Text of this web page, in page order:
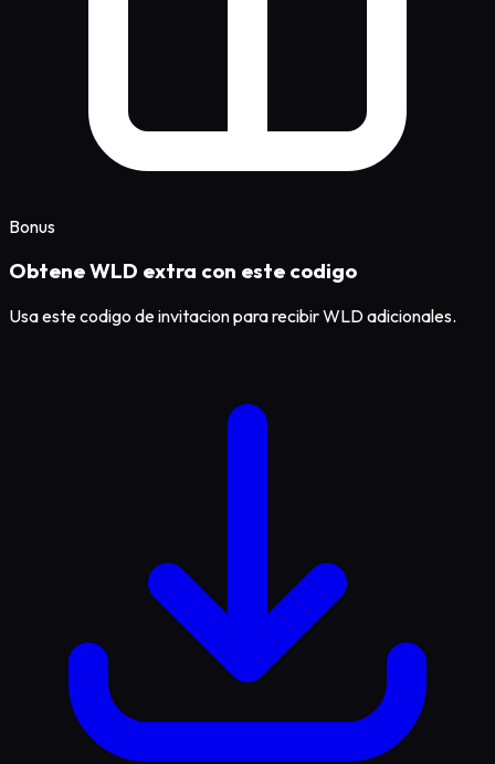
Bonus
Obtene WLD extra con este codigo
Usa este codigo de invitacion para recibir WLD adicionales.